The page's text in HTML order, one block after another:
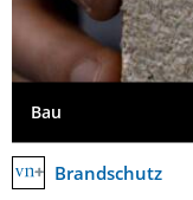
Bau
Brandschutz